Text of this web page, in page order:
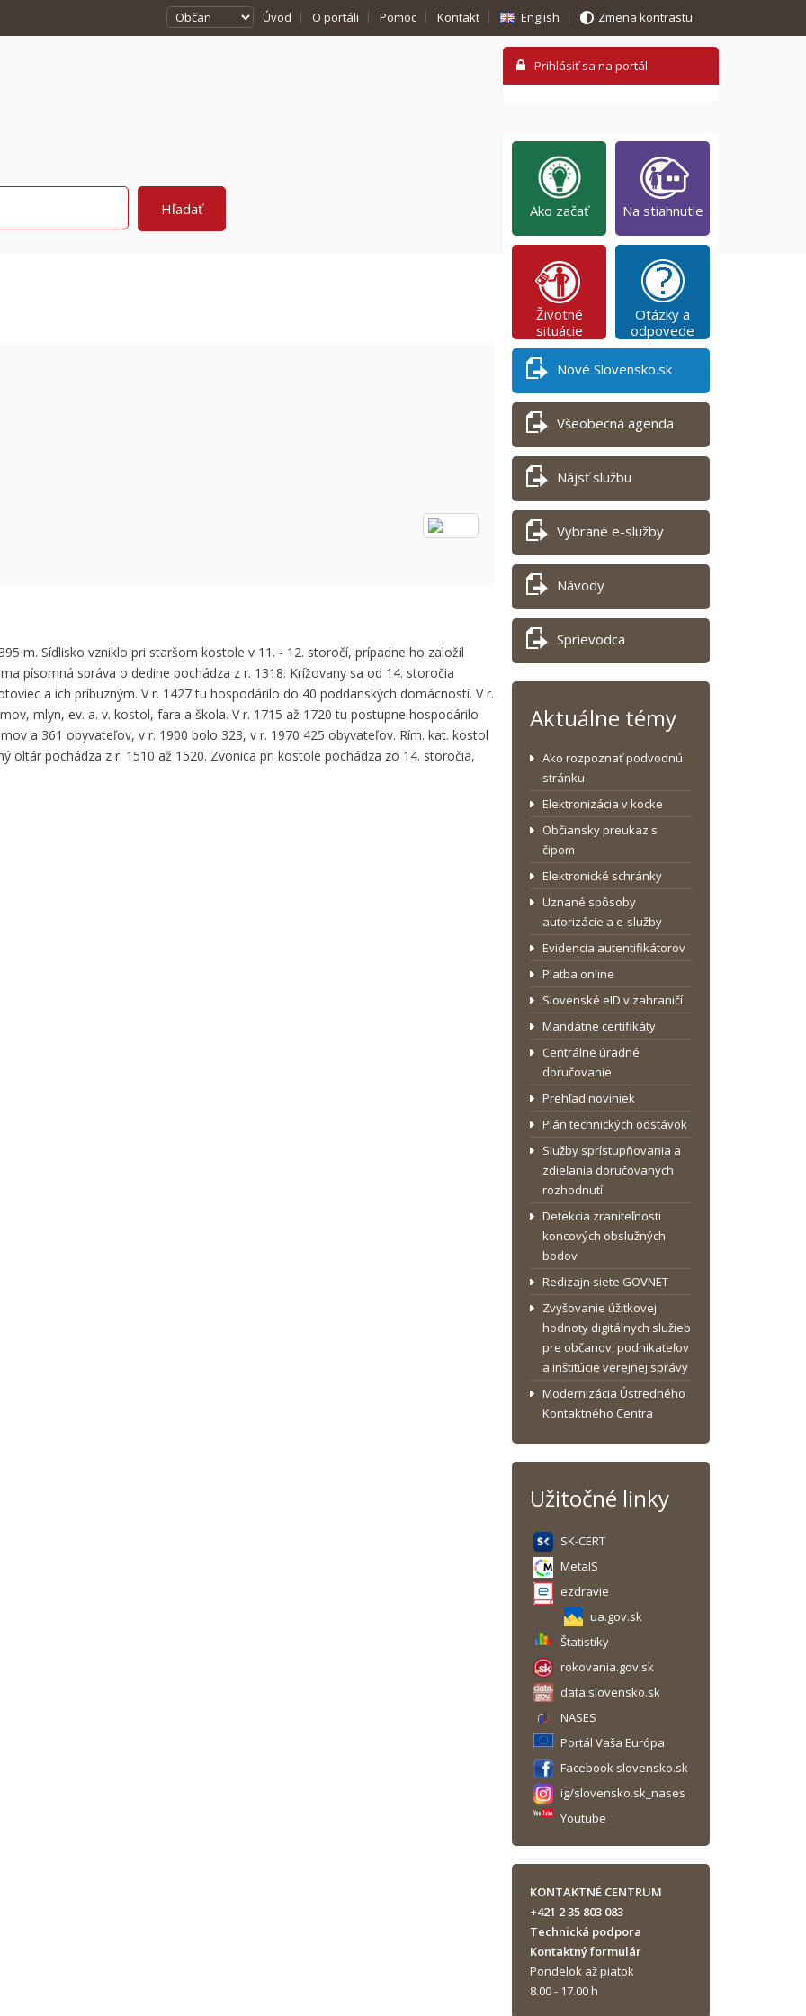
Úvod O portáli Pomoc Kontakt English Zmena kontrastu
m. Sídlisko vzniklo pri staršom kostole v 11. - 12. storočí, prípadne ho založil
písomná správa o dedine pochádza z r. 1318. Krížovany sa od 14. storočia
a ich príbuzným. V r. 1427 tu hospodárilo do 40 poddanských domácností. V r.
mlyn, ev. a. v. kostol, fara a škola. V r. 1715 až 1720 tu postupne hospodárilo
a 361 obyvateľov, v r. 1900 bolo 323, v r. 1970 425 obyvateľov. Rím. kat. kostol
oltár pochádza z r. 1510 až 1520. Zvonica pri kostole pochádza zo 14. storočia,
Ako začať Na stiahnutie
Životné
situácie
Otázky a
odpovede
Nové Slovensko.sk
Všeobecná agenda
Nájsť službu
Vybrané e-služby
Návody
Sprievodca
Aktuálne témy
Ako rozpoznať podvodnú
stránku
Elektronizácia v kocke
Občiansky preukaz s
čipom
Elektronické schránky
Uznané spôsoby
autorizácie a e-služby
Evidencia autentifikátorov
Platba online
Slovenské eID v zahraničí
Mandátne certifikáty
Centrálne úradné
doručovanie
Prehľad noviniek
Plán technických odstávok
Služby sprístupňovania a
zdieľania doručovaných
rozhodnutí
Detekcia zraniteľnosti
koncových obslužných
bodov
Redizajn siete GOVNET
Zvyšovanie úžitkovej
hodnoty digitálnych služieb
pre občanov, podnikateľov
a inštitúcie verejnej správy
Modernizácia Ústredného
Kontaktného Centra
Užitočné linky
SK-CERT
MetaIS
ezdravie
ua.gov.sk
Štatistiky
rokovania.gov.sk
data.slovensko.sk
NASES
Portál Vaša Európa
Facebook slovensko.sk
ig/slovensko.sk_nases
Youtube
KONTAKTNÉ CENTRUM
+421 2 35 803 083
Technická podpora
Kontaktný formulár
Pondelok až piatok
8.00 - 17.00 h